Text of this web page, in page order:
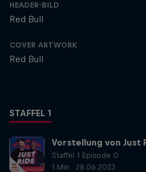
HEADER-BILD
Red Bull
COVER ARTWORK
Red Bull
STAFFEL 1
Vorstellung von Just
Staffel 1 Episode 0
1 Min · 28.06.2023